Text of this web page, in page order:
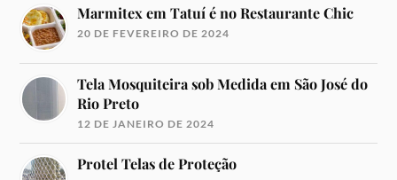
Marmitex em Tatuí é no Restaurante Chic
20 DE FEVEREIRO DE 2024
Tela Mosquiteira sob Medida em São José do
Rio Preto
12 DE JANEIRO DE 2024
Protel Telas de Proteção